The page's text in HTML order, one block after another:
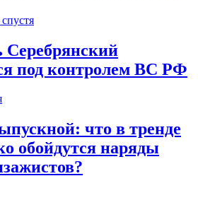
Серебрянский
под контролем ВС РФ
что в тренде
обойдутся наряды